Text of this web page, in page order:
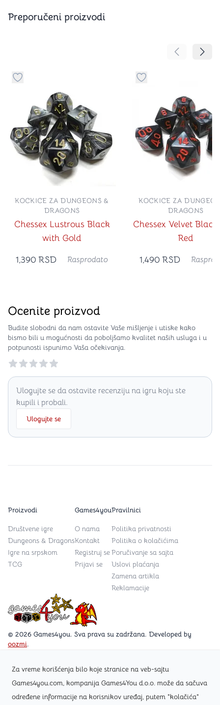
Za vreme korišćenja bilo koje stranice na veb-sajtu
Games4you.com, kompanija Games4You d.o.o. može da sačuva
određene informacije na korisnikov uređaj, putem "kolačića"
Preporučeni proizvodi
Pomeranje
Dugme za dodavanje stvari u kategoriju omiljeno
Chessex Lustrous Black
with Gold
KOCKICE ZA DUNGEONS &
DRAGONS
1,390 RSD Rasprodato
Dugme za dodavanje
Chessex Velvet
Red
KOCKICE ZA
DRAGONS
1,490 RSD
Ocenite proizvod
Budite slobodni da nam ostavite Vaše mišljenje i utiske kako
bismo bili u mogućnosti da poboljšamo kvalitet naših usluga i u
potpunosti ispunimo Vaša očekivanja.
Reviews
Ulogujte se da ostavite recenziju na igru koju ste
kupili i probali.
Ulogujte se
Games4you logo
© 2026 Games4you. Sva prava su zadržana. Developed by
oozmi.
Posetite Facebook stranicu /Games4you.rs
Zapratite Instagram profil @games4yours
Proizvodi
Društvene igre
Dungeons & Dragons
Igre na srpskom
TCG
Games4you
O nama
Kontakt
Registruj se
Prijavi se
Pravilnici
Politika privatnosti
Politika o kolačićima
Poručivanje sa sajta
Uslovi plaćanja
Zamena artikla
Reklamacije